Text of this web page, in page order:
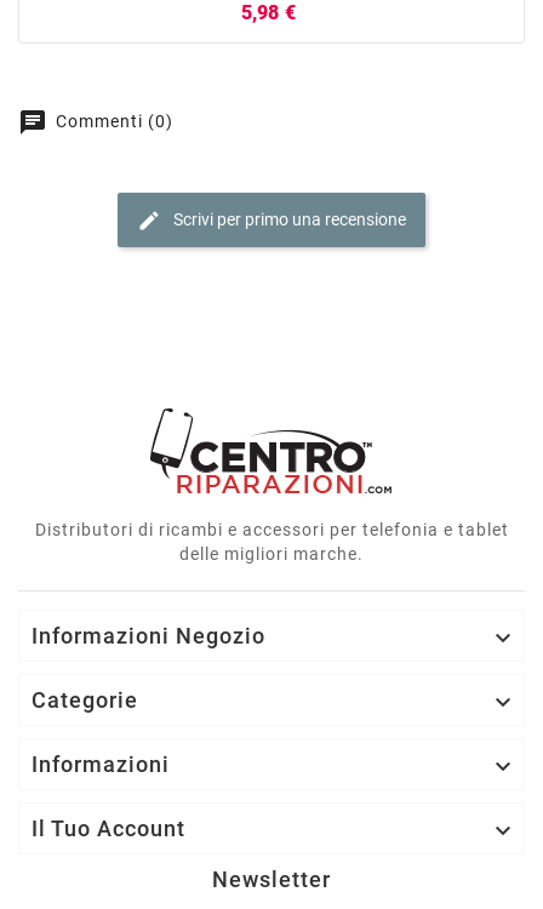
5,98 €
chat Commenti (0)
edit Scrivi per primo una recensione
Distributori di ricambi e accessori per telefonia e tablet
delle migliori marche.
Informazioni Negozio 
Categorie 
Informazioni 
Il Tuo Account 
Newsletter